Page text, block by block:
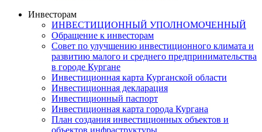
Инвесторам
ИНВЕСТИЦИОННЫЙ УПОЛНОМОЧЕННЫЙ
Обращение к инвесторам
Совет по улучшению инвестиционного климата и
развитию малого и среднего предпринимательства
в городе Кургане
Инвестиционная карта Курганской области
Инвестиционная декларация
Инвестиционный паспорт
Инвестиционная карта города Кургана
План создания инвестиционных объектов и
объектов инфраструктуры